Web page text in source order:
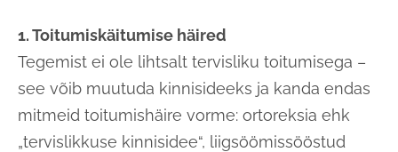
1. Toitumiskäitumise häired
Tegemist ei ole lihtsalt tervisliku toitumisega –
see võib muutuda kinnisideeks ja kanda endas
mitmeid toitumishäire vorme: ortoreksia ehk
„tervislikkuse kinnisidee“, liigsöömissööstud